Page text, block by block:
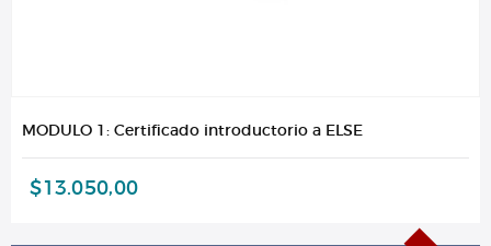
MODULO 1: Certificado introductorio a ELSE
$13.050,00